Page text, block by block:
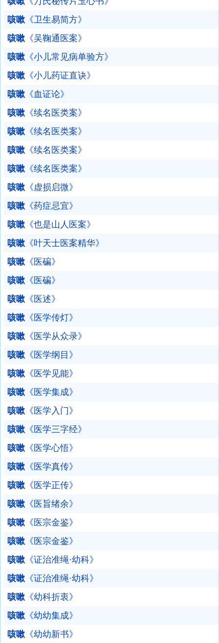
咳嗽 《卫生易简方》
咳嗽 《吴鞠通医案》
咳嗽 《小儿常见病单验方》
咳嗽 《小儿药证直诀》
咳嗽 《血证论》
咳嗽 《续名医类案》
咳嗽 《续名医类案》
咳嗽 《续名医类案》
咳嗽 《续名医类案》
咳嗽 《虚损启微》
咳嗽 《药症忌宜》
咳嗽 《也是山人医案》
咳嗽 《叶天士医案精华》
咳嗽 《医碥》
咳嗽 《医碥》
咳嗽 《医述》
咳嗽 《医学传灯》
咳嗽 《医学从众录》
咳嗽 《医学纲目》
咳嗽 《医学见能》
咳嗽 《医学集成》
咳嗽 《医学入门》
咳嗽 《医学三字经》
咳嗽 《医学心悟》
咳嗽 《医学真传》
咳嗽 《医学正传》
咳嗽 《医旨绪余》
咳嗽 《医宗金鉴》
咳嗽 《医宗金鉴》
咳嗽 《证治准绳·幼科》
咳嗽 《证治准绳·幼科》
咳嗽 《幼科折衷》
咳嗽 《幼幼集成》
咳嗽 《幼幼新书》